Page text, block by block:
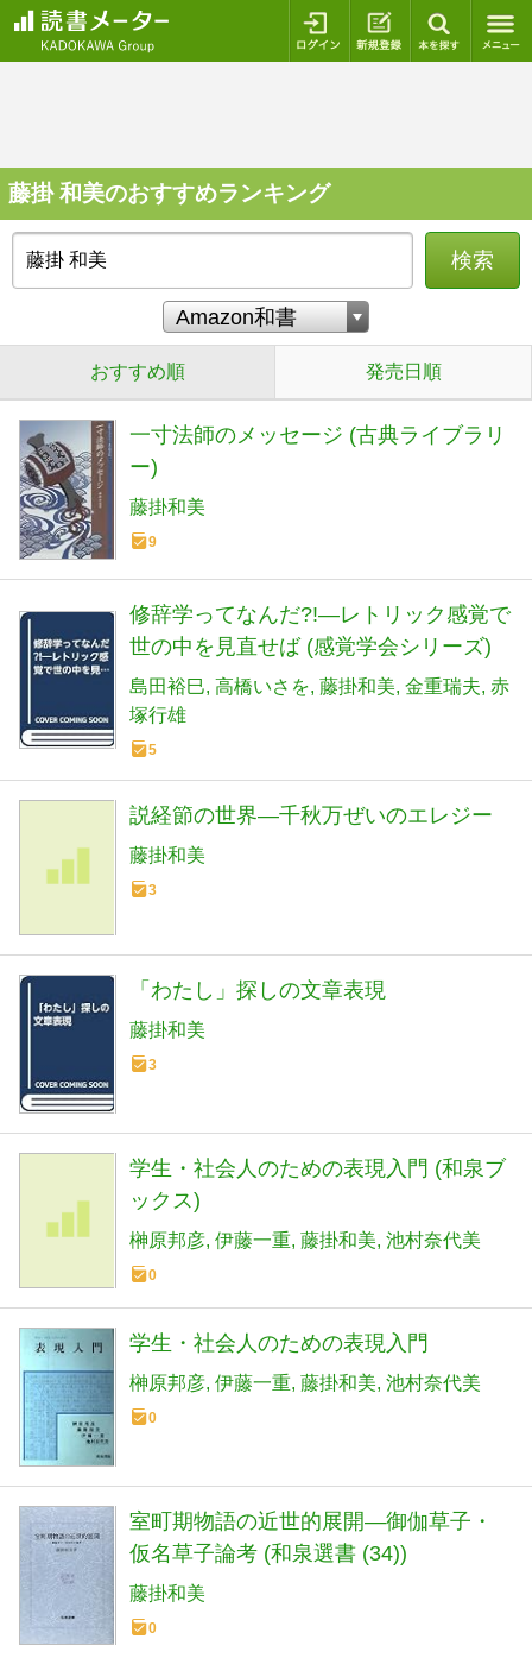
ログイン 新規登録
藤掛 和美のおすすめランキング
検索
おすすめ順 発売日順
一寸法師のメッセージ (古典ライブラリ
ー)
藤掛和美
9
修辞学ってなんだ?!―レトリック感覚で
世の中を見直せば (感覚学会シリーズ)
島田裕巳 高橋いさを 藤掛和美 金重瑞夫 赤
塚行雄
5
説経節の世界―千秋万ぜいのエレジー
藤掛和美
3
「わたし」探しの文章表現
藤掛和美
3
学生・社会人のための表現入門 (和泉ブ
ックス)
榊原邦彦 伊藤一重 藤掛和美 池村奈代美
0
学生・社会人のための表現入門
榊原邦彦 伊藤一重 藤掛和美 池村奈代美
0
室町期物語の近世的展開―御伽草子・
仮名草子論考 (和泉選書 (34))
藤掛和美
0